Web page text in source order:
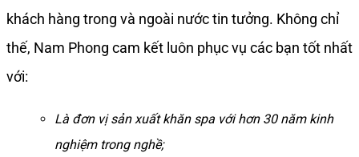
khách hàng trong và ngoài nước tin tưởng. Không chỉ
thế, Nam Phong cam kết luôn phục vụ các bạn tốt nhất
với:
Là đơn vị sản xuất khăn spa với hơn 30 năm kinh
nghiệm trong nghề;